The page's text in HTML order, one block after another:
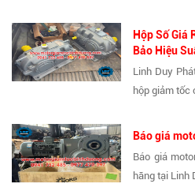
Hộp Số Giá
Bảo Hiệu
Linh Duy
hộp giảm tốc
Báo giá
Báo giá
hãng tại Linh